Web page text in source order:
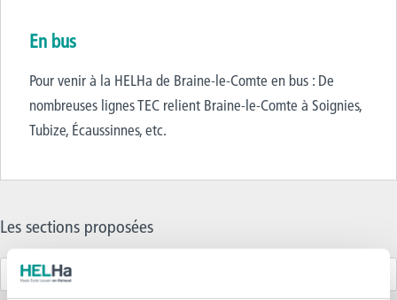
En bus
Pour venir à la HELHa de Braine-le-Comte en bus : De
nombreuses lignes TEC relient Braine-le-Comte à Soignies,
Tubize, Écaussinnes, etc.
Les sections proposées
Master en Enseignement Section 1 (de 3 à 7 ans)